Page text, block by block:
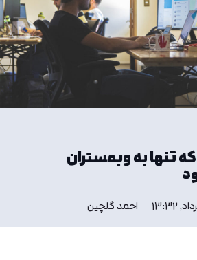
تنها به وبمستران
احمد گلچین